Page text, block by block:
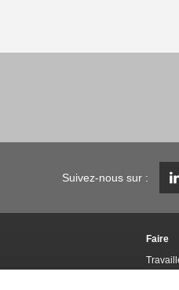
Suivez-nous sur :
Faire